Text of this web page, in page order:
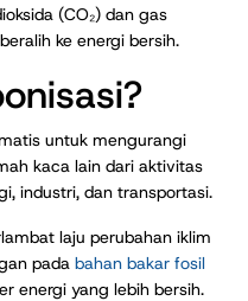
(CO₂) dan gas
ke energi bersih.
untuk mengurangi
kaca lain dari aktivitas
industri, dan transportasi.
laju perubahan iklim
pada bahan bakar fosil
energi yang lebih bersih.